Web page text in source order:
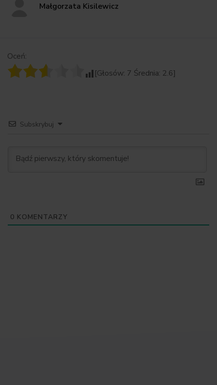
Małgorzata Kisilewicz
Oceń:
[Głosów: 7 Średnia: 2.6]
Subskrybuj
0 KOMENTARZY